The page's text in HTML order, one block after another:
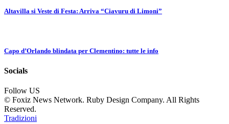
Altavilla si Veste di Festa: Arriva “Ciavuru di Limoni”
Capo d’Orlando blindata per Clementino: tutte le info
Socials
Follow US
© Foxiz News Network. Ruby Design Company. All Rights
Reserved.
Tradizioni